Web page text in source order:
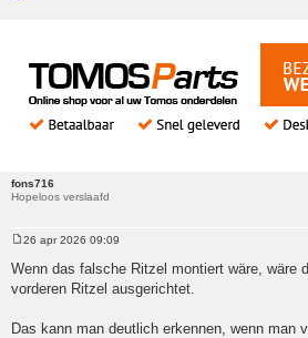
fons716
Hopeloos verslaafd
Bericht
26 apr 2026 09:09
Wenn das falsche Ritzel montiert wäre, wäre
vorderen Ritzel ausgerichtet.
Das kann man deutlich erkennen, wenn man